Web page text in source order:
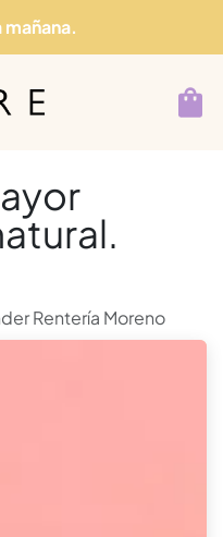
Rentería Moreno